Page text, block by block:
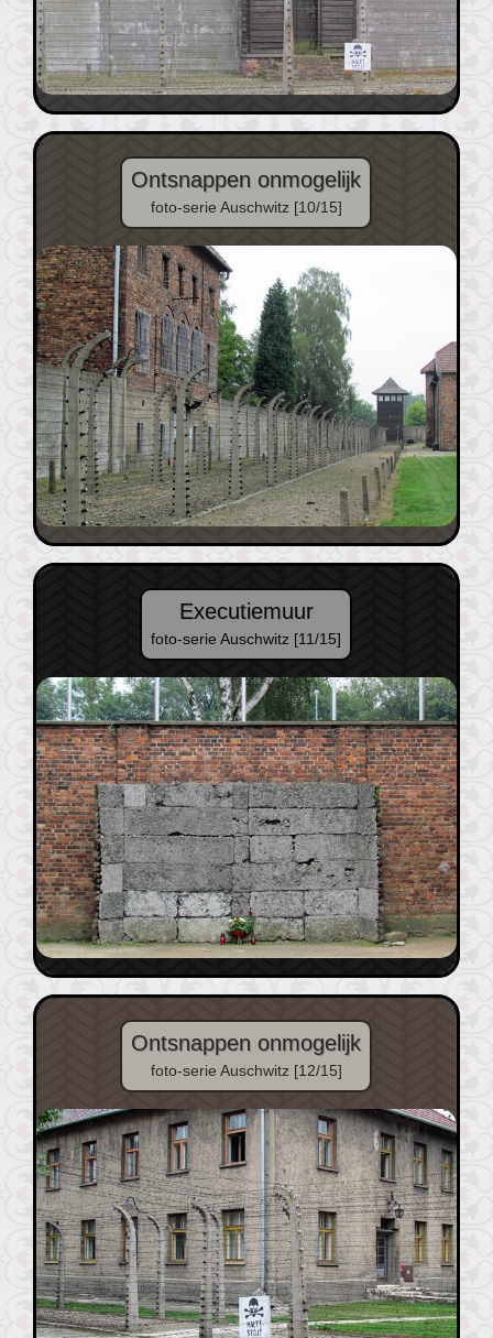
Ontsnappen onmogelijk
foto-serie Auschwitz [10/15]
Executiemuur
foto-serie Auschwitz [11/15]
Ontsnappen onmogelijk
foto-serie Auschwitz [12/15]